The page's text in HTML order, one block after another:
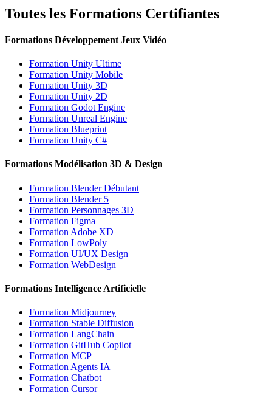
Toutes les Formations Certifiantes
Formations Développement Jeux Vidéo
Formation Unity Ultime
Formation Unity Mobile
Formation Unity 3D
Formation Unity 2D
Formation Godot Engine
Formation Unreal Engine
Formation Blueprint
Formation Unity C#
Formations Modélisation 3D & Design
Formation Blender Débutant
Formation Blender 5
Formation Personnages 3D
Formation Figma
Formation Adobe XD
Formation LowPoly
Formation UI/UX Design
Formation WebDesign
Formations Intelligence Artificielle
Formation Midjourney
Formation Stable Diffusion
Formation LangChain
Formation GitHub Copilot
Formation MCP
Formation Agents IA
Formation Chatbot
Formation Cursor